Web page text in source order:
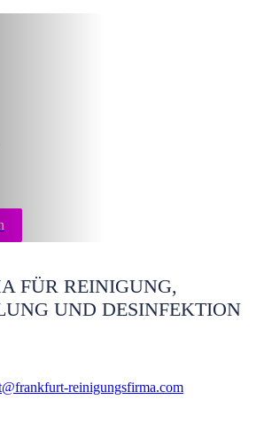
FÜR REINIGUNG,
UND DESINFEKTION
reinigungsfirma.com